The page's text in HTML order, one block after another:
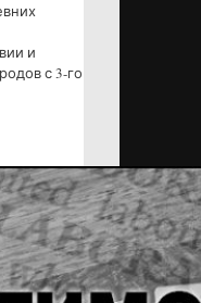
и
с 3-го